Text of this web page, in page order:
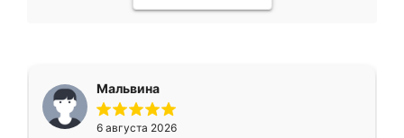
Мальвина
6 августа 2026